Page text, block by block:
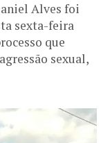
Alves foi
sexta-feira
que
sexual,